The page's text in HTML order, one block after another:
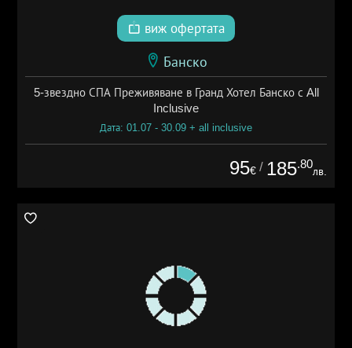
виж офертата
Банско
5-звездно СПА Преживяване в Гранд Хотел Банско с All
Inclusive
Дата: 01.07 - 30.09 + all inclusive
95€ / 185.80
лв.